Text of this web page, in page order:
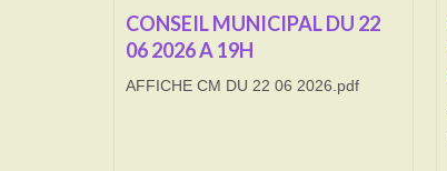
CONSEIL MUNICIPAL DU 22
06 2026 A 19H
AFFICHE CM DU 22 06 2026.pdf